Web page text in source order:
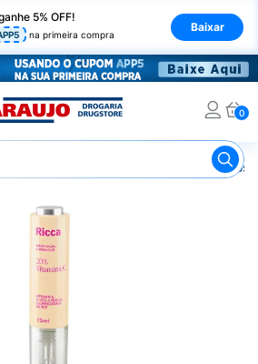
5% OFF!
na primeira compra
Baixar
0
Dermocosméticos para o